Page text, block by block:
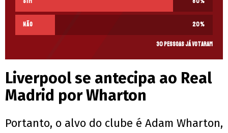
Não 20%
30 pessoas já votaram
Liverpool se antecipa ao Real
Madrid por Wharton
Portanto, o alvo do clube é Adam Wharton,